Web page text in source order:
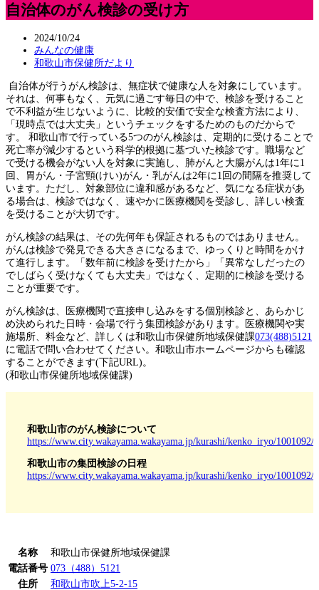
自治体のがん検診の受け方
2024/10/24
みんなの健康
和歌山市保健所だより
自治体が行うがん検診は、無症状で健康な人を対象にしています。
それは、何事もなく、元気に過ごす毎日の中で、検診を受けること
で不利益が生じないように、比較的安価で安全な検査方法により、
「現時点では大丈夫」というチェックをするためのものだからで
す。 和歌山市で行っている5つのがん検診は、定期的に受けることで
死亡率が減少するという科学的根拠に基づいた検診です。職場など
で受ける機会がない人を対象に実施し、肺がんと大腸がんは1年に1
回、胃がん・子宮頸(けい)がん・乳がんは2年に1回の間隔を推奨して
います。ただし、対象部位に違和感があるなど、気になる症状があ
る場合は、検診ではなく、速やかに医療機関を受診し、詳しい検査
を受けることが大切です。
がん検診の結果は、その先何年も保証されるものではありません。
がんは検診で発見できる大きさになるまで、ゆっくりと時間をかけ
て進行します。「数年前に検診を受けたから」「異常なしだったの
でしばらく受けなくても大丈夫」ではなく、定期的に検診を受ける
ことが重要です。
がん検診は、医療機関で直接申し込みをする個別検診と、あらかじ
め決められた日時・会場で行う集団検診があります。医療機関や実
施場所、料金など、詳しくは和歌山市保健所地域保健課073(488)5121
に電話で問い合わせてください。和歌山市ホームページからも確認
することができます(下記URL)。
(和歌山市保健所地域保健課)
和歌山市のがん検診について
https://www.city.wakayama.wakayama.jp/kurashi/kenko_iryo/1001092/
和歌山市の集団検診の日程
https://www.city.wakayama.wakayama.jp/kurashi/kenko_iryo/1001092/
名称
和歌山市保健所地域保健課
電話番号 073（488）5121
住所
和歌山市吹上5-2-15